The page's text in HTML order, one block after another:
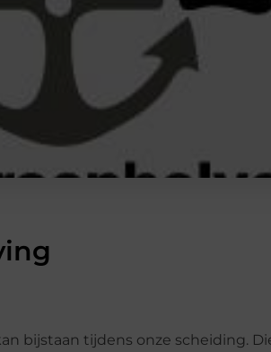
bijstaan tijdens onze scheiding.